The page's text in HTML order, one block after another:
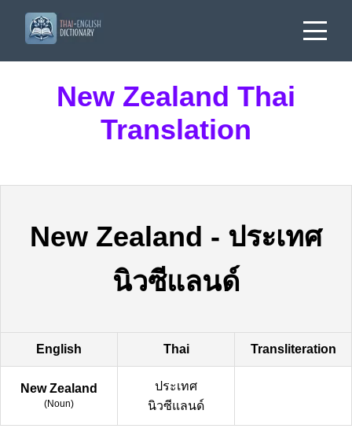
New Zealand Thai
Translation
New Zealand - ประเทศ
นิวซีแลนด์
English Thai Transliteration
New Zealand
(Noun)
ประเทศ
นิวซีแลนด์